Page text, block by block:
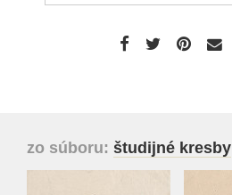
zo súboru: študijné kresby